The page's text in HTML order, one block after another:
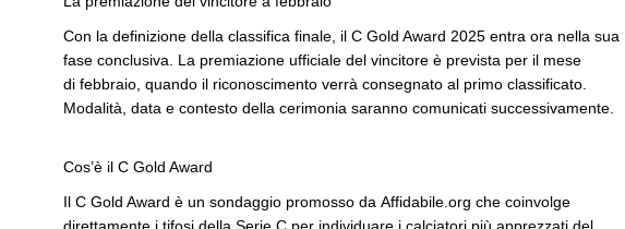
Con la definizione della classifica finale, il C Gold Award 2025 entra ora nella sua
fase conclusiva. La premiazione ufficiale del vincitore è prevista per il mese
di febbraio, quando il riconoscimento verrà consegnato al primo classificato.
Modalità, data e contesto della cerimonia saranno comunicati successivamente.
Cos’è il C Gold Award
Il C Gold Award è un sondaggio promosso da Affidabile.org che coinvolge